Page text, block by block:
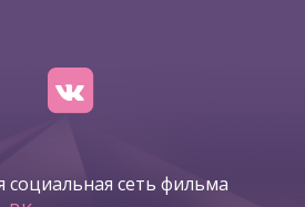
сеть фильма